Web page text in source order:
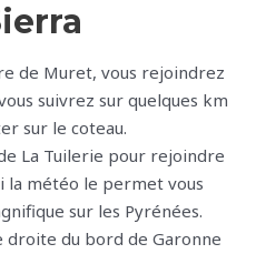
de Muret, vous rejoindrez
suivrez sur quelques km
sur le coteau.
La Tuilerie pour rejoindre
la météo le permet vous
sur les Pyrénées.
du bord de Garonne